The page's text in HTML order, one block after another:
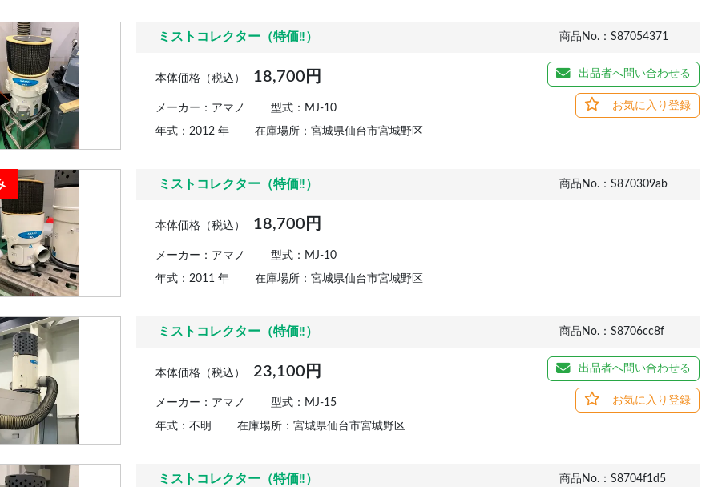
ミストコレクター（特価‼） 商品No.：S87054371
本体価格（税込） 18,700円
メーカー：アマノ 型式：MJ-10
年式：2012 年 在庫場所：宮城県仙台市宮城野区
出品者へ問い合わせる
お気に入り登録
ミストコレクター（特価‼） 商品No.：S870309ab
本体価格（税込） 18,700円
メーカー：アマノ 型式：MJ-10
年式：2011 年 在庫場所：宮城県仙台市宮城野区
ミストコレクター（特価‼） 商品No.：S8706cc8f
本体価格（税込） 23,100円
メーカー：アマノ 型式：MJ-15
年式：不明 在庫場所：宮城県仙台市宮城野区
出品者へ問い合わせる
お気に入り登録
ミストコレクター（特価‼） 商品No.：S8704f1d5